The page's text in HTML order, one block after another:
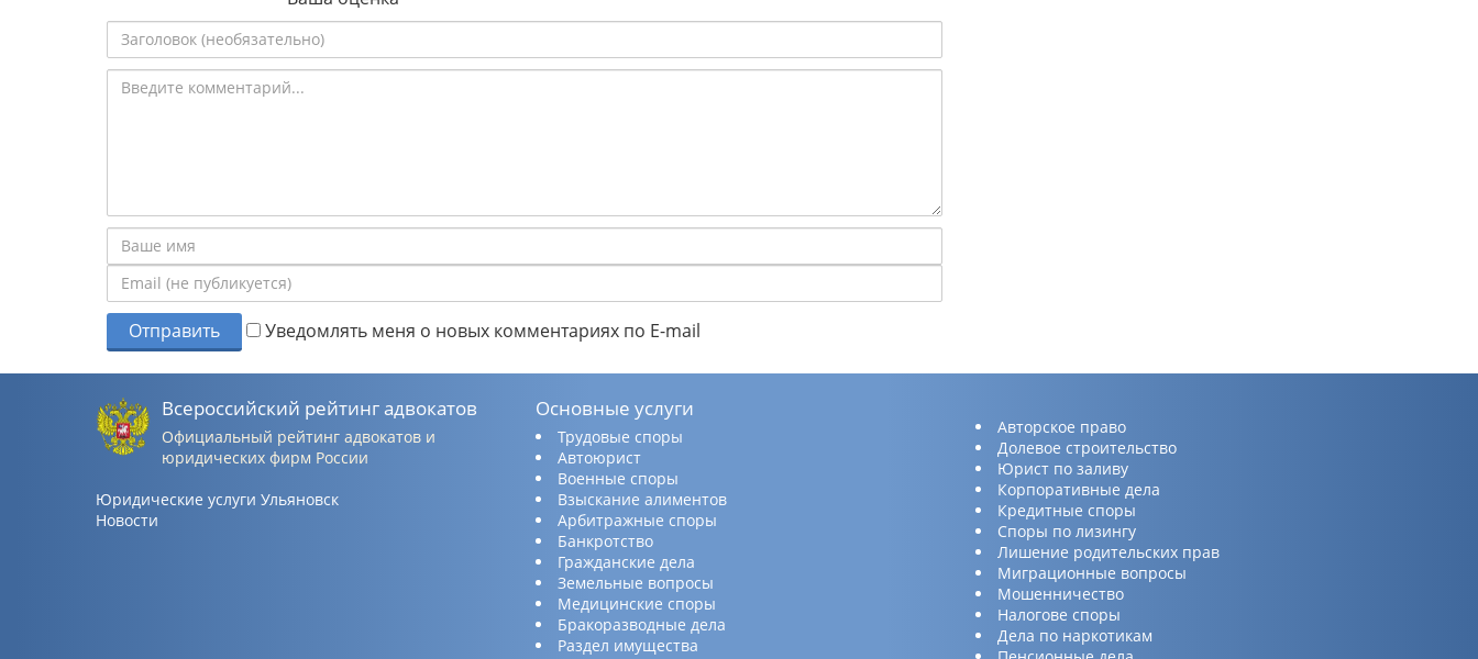
Отправить Уведомлять меня о новых комментариях по E-mail
Всероссийский рейтинг адвокатов
Официальный рейтинг адвокатов и
юридических фирм России
Юридические услуги Ульяновск
Новости
Основные услуги
Трудовые споры
Автоюрист
Военные споры
Взыскание алиментов
Арбитражные споры
Банкротство
Гражданские дела
Земельные вопросы
Медицинские споры
Бракоразводные дела
Раздел имущества
Авторское право
Долевое строительство
Юрист по заливу
Корпоративные дела
Кредитные споры
Споры по лизингу
Лишение родительских прав
Миграционные вопросы
Мошенничество
Налогове споры
Дела по наркотикам